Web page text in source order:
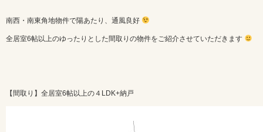
南西・南東角地物件で陽あたり、通風良好
全居室6帖以上のゆったりとした間取りの物件をご紹介させていただきます
【間取り】全居室6帖以上の４LDK+納戸